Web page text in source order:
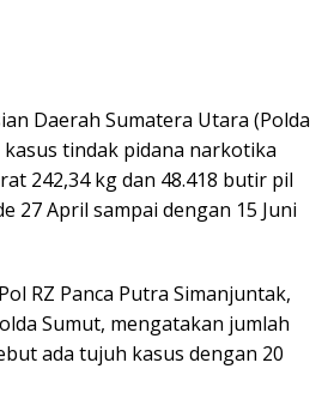
Daerah Sumatera Utara (Polda
tindak pidana narkotika
242,34 kg dan 48.418 butir pil
27 April sampai dengan 15 Juni
RZ Panca Putra Simanjuntak,
Sumut, mengatakan jumlah
ada tujuh kasus dengan 20